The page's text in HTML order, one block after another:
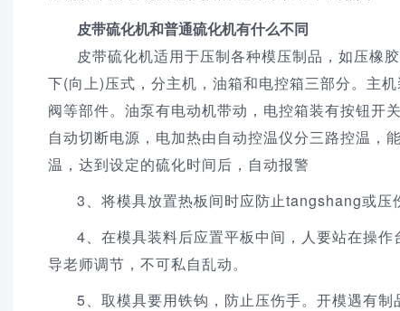
皮带硫化机和普通硫化机有什么不同
皮带硫化机适用于压制各种模压制品，如压橡
下(向上)压式，分主机，油箱和电控箱三部分。主
阀等部件。油泵有电动机带动，电控箱装有按钮开
自动切断电源，电加热由自动控温仪分三路控温，
温，达到设定的硫化时间后，自动报警
3、将模具放置热板间时应防止tangshang或压
4、在模具装料后应置平板中间，人要站在操
导老师调节，不可私自乱动。
5、取模具要用铁钩，防止压伤手。开模遇有制